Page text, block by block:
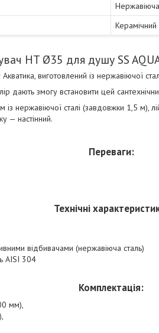
HT Ø35 для душу SS
виготовлений із нержавіючої
дають змогу встановити цей
нержавіючої сталі (завдовжки 1,5 м),
— настінний.
Переваги:
Технічні
відбивачами (нержавіюча сталь)
AISI 304
Комплектація:
мм),